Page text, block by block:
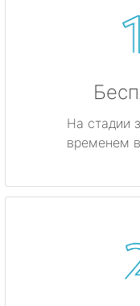
На стадии
временем